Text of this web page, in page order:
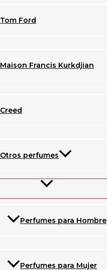
Tom Ford
Maison Francis Kurkdjian
Creed
Otros perfumes
Perfumes para Hombre
Perfumes para Mujer